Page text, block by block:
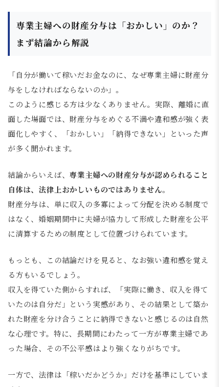
専業主婦への財産分与は「おかしい」のか？
まず結論から解説
「自分が働いて稼いだお金なのに、なぜ専業主婦に財産分
与をしなければならないのか」。
このように感じる方は少なくありません。実際、離婚に直
面した場面では、財産分与をめぐる不満や違和感が強く表
面化しやすく、「おかしい」「納得できない」といった声
が多く聞かれます。
結論からいえば、専業主婦への財産分与が認められること
自体は、法律上おかしいものではありません。
財産分与は、単に収入の多寡によって分配を決める制度で
はなく、婚姻期間中に夫婦が協力して形成した財産を公平
に清算するための制度として位置づけられています。
もっとも、この結論だけを見ると、なお強い違和感を覚え
る方もいるでしょう。
収入を得ていた側からすれば、「実際に働き、収入を得て
いたのは自分だ」という実感があり、その結果として築か
れた財産を分け合うことに納得できないと感じるのは自然
な心理です。特に、長期間にわたって一方が専業主婦であ
った場合、その不公平感はより強くなりがちです。
一方で、法律は「稼いだかどうか」だけを基準にしていま